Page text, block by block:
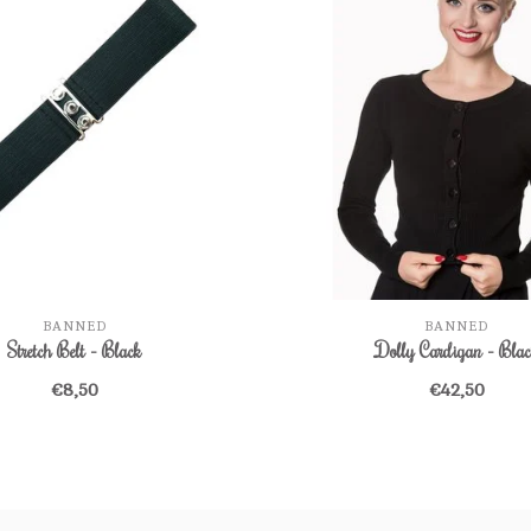
BANNED
Stretch Belt - Black
€8,50
BANNED
Dolly Cardigan -
€42,50